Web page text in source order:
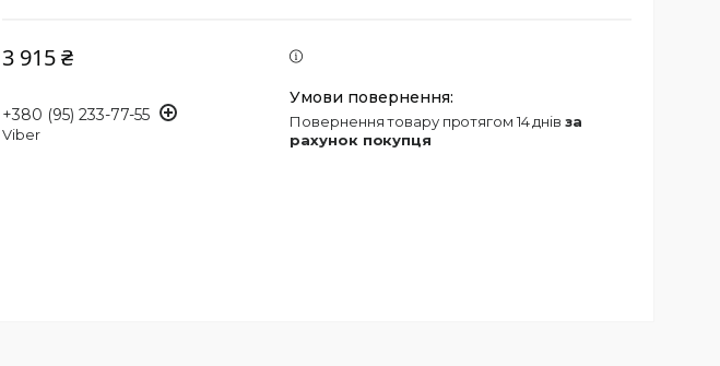
3 915 ₴
+380 (95) 233-77-55
Viber
повернення товару протягом 14 днів за
рахунок покупця